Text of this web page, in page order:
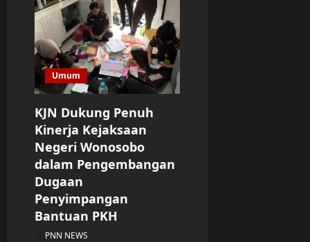
Umum
KJN Dukung Penuh
Kinerja Kejaksaan
Negeri Wonosobo
dalam Pengembangan
Dugaan
Penyimpangan
Bantuan PKH
PNN NEWS